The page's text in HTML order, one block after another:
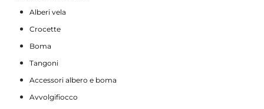
Alberi vela
Crocette
Boma
Tangoni
Accessori albero e boma
Avvolgifiocco